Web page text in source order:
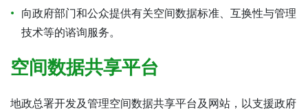
向政府部门和公众提供有关空间数据标准、互换性与管理
技术等的谘询服务。
空间数据共享平台
地政总署开发及管理空间数据共享平台及网站，以支援政府